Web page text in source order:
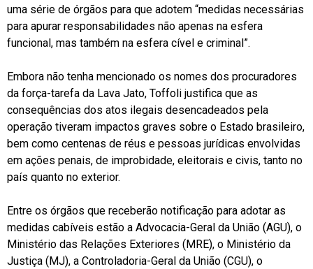
uma série de órgãos para que adotem “medidas necessárias
para apurar responsabilidades não apenas na esfera
funcional, mas também na esfera cível e criminal”.
Embora não tenha mencionado os nomes dos procuradores
da força-tarefa da Lava Jato, Toffoli justifica que as
consequências dos atos ilegais desencadeados pela
operação tiveram impactos graves sobre o Estado brasileiro,
bem como centenas de réus e pessoas jurídicas envolvidas
em ações penais, de improbidade, eleitorais e civis, tanto no
país quanto no exterior.
Entre os órgãos que receberão notificação para adotar as
medidas cabíveis estão a Advocacia-Geral da União (AGU), o
Ministério das Relações Exteriores (MRE), o Ministério da
Justiça (MJ), a Controladoria-Geral da União (CGU), o